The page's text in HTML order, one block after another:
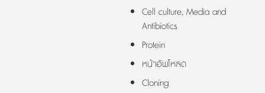
Cell culture, Media and
Antibiotics
Protein
หน้าอัพโหลด
Cloning